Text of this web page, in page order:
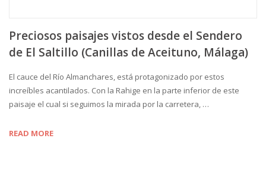
Preciosos paisajes vistos desde el Sendero
de El Saltillo (Canillas de Aceituno, Málaga)
El cauce del Río Almanchares, está protagonizado por estos
increíbles acantilados. Con la Rahige en la parte inferior de este
paisaje el cual si seguimos la mirada por la carretera, …
READ MORE